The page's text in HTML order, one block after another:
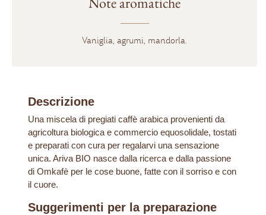
Vaniglia, agrumi, mandorla.
Descrizione
Una miscela di pregiati caffè arabica provenienti da
agricoltura biologica e commercio equosolidale, tostati
e preparati con cura per regalarvi una sensazione
unica. Ariva BIO nasce dalla ricerca e dalla passione
di Omkafè per le cose buone, fatte con il sorriso e con
il cuore.
Suggerimenti per la preparazione